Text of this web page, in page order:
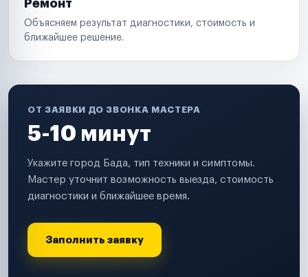
Ремонт
Объясняем результат диагностики, стоимость и
ближайшее решение.
ОТ ЗАЯВКИ ДО ЗВОНКА МАСТЕРА
5-10 минут
Укажите город Бада, тип техники и симптомы.
Мастер уточнит возможность выезда, стоимость
диагностики и ближайшее время.
Заполнить заявку